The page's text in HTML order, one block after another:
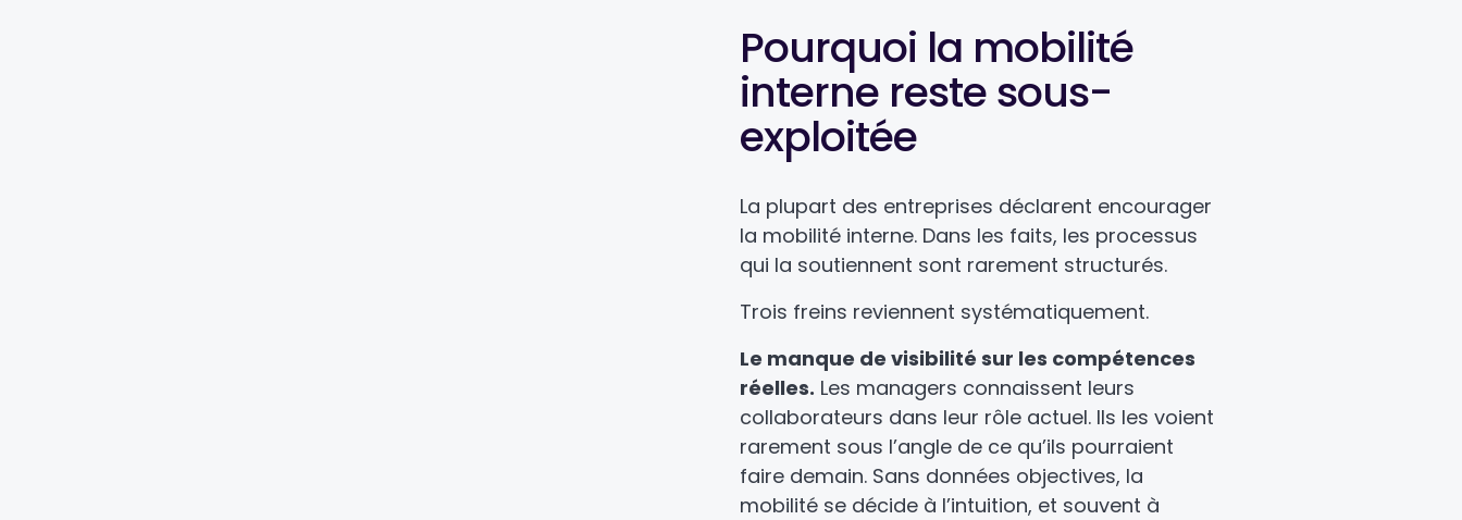
Pourquoi la mobilité
interne reste sous-
exploitée
La plupart des entreprises déclarent encourager
la mobilité interne. Dans les faits, les processus
qui la soutiennent sont rarement structurés.
Trois freins reviennent systématiquement.
Le manque de visibilité sur les compétences
réelles. Les managers connaissent leurs
collaborateurs dans leur rôle actuel. Ils les voient
rarement sous l’angle de ce qu’ils pourraient
faire demain. Sans données objectives, la
mobilité se décide à l’intuition, et souvent à